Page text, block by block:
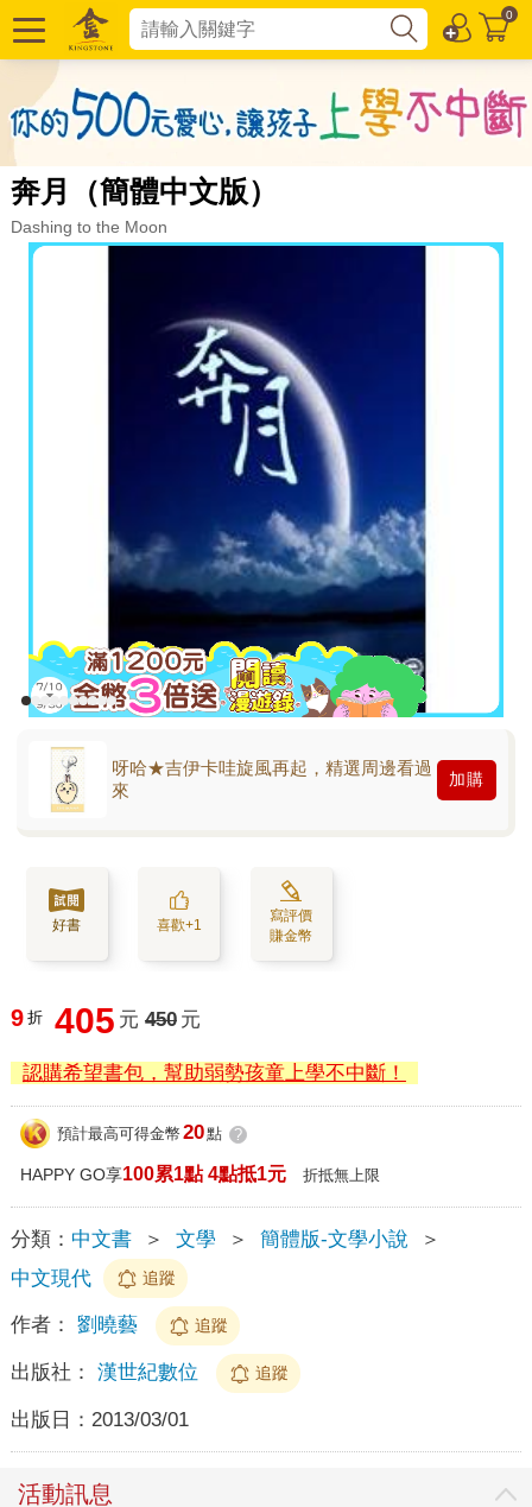
0
奔月（簡體中文版）
Dashing to the Moon
呀哈★吉伊卡哇旋風再起，精選周邊看過
來
加購
好書 喜歡+1
寫評價
賺金幣
9 折 405 元 450 元
認購希望書包，幫助弱勢孩童上學不中斷！
預計最高可得金幣 20點 ?
HAPPY GO享100累1點 4點抵1元 折抵無上限
分類： 中文書 ＞ 文學 ＞ 簡體版-文學小說
＞
中文現代
追蹤
作者： 劉曉藝 追蹤
出版社： 漢世紀數位 追蹤
出版日： 2013/03/01
活動訊息